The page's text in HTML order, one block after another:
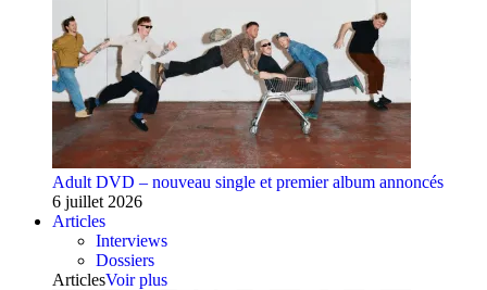
Adult DVD – nouveau single et premier album annoncés
6 juillet 2026
Articles
Interviews
Dossiers
ArticlesVoir plus